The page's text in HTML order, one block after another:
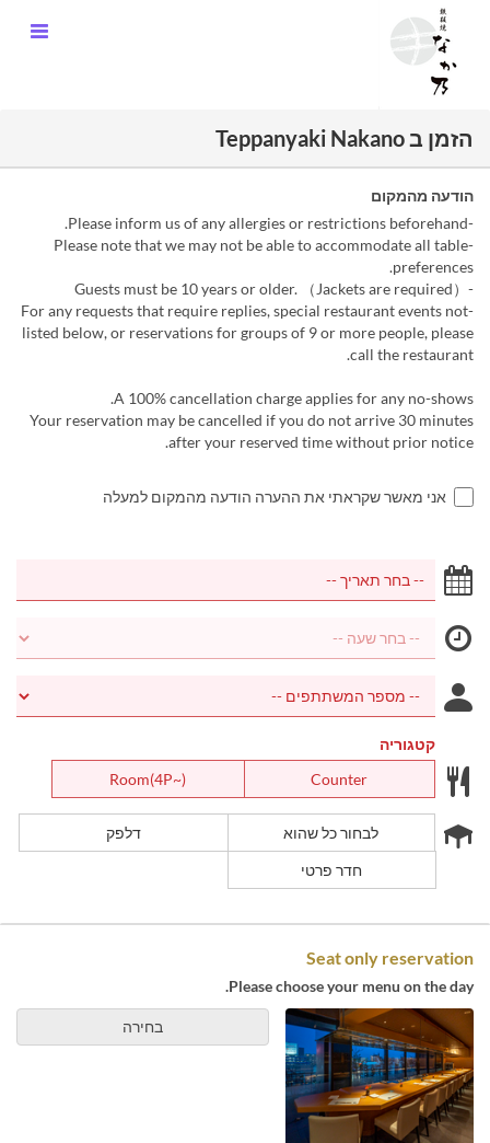
הזמן ב Teppanyaki Nakano
הודעה מהמקום
-Please inform us of any allergies or restrictions beforehand.
-Please note that we may not be able to accommodate all table
preferences.
-Guests must be 10 years or older. （Jackets are required）
-For any requests that require replies, special restaurant events not
listed below, or reservations for groups of 9 or more people, please
call the restaurant.
A 100% cancellation charge applies for any no-shows.
Your reservation may be cancelled if you do not arrive 30 minutes
after your reserved time without prior notice.
אני מאשר שקראתי את ההערה הודעה מהמקום למעלה
קטגוריה
Counter
Room(4P~)
לבחור כל שהוא
דלפק
חדר פרטי
Seat only reservation
Please choose your menu on the day.
בחירה